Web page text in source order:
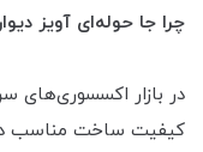
چرا جا حوله‌ای آویز
در بازار
کیفیت ساخت مناسب